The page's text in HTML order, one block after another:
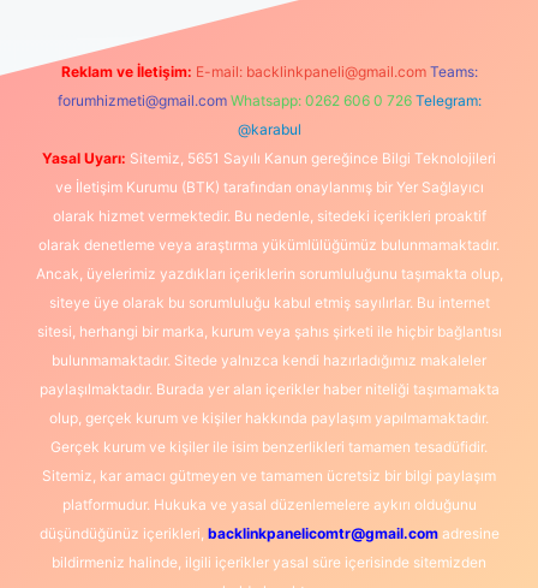
Reklam ve İletişim: E-mail: backlinkpaneli@gmail.com Teams:
forumhizmeti@gmail.com Whatsapp: 0262 606 0 726 Telegram:
@karabul
Yasal Uyarı: Sitemiz, 5651 Sayılı Kanun gereğince Bilgi Teknolojileri
ve İletişim Kurumu (BTK) tarafından onaylanmış bir Yer Sağlayıcı
olarak hizmet vermektedir. Bu nedenle, sitedeki içerikleri proaktif
olarak denetleme veya araştırma yükümlülüğümüz bulunmamaktadır.
Ancak, üyelerimiz yazdıkları içeriklerin sorumluluğunu taşımakta olup,
siteye üye olarak bu sorumluluğu kabul etmiş sayılırlar. Bu internet
sitesi, herhangi bir marka, kurum veya şahıs şirketi ile hiçbir bağlantısı
bulunmamaktadır. Sitede yalnızca kendi hazırladığımız makaleler
paylaşılmaktadır. Burada yer alan içerikler haber niteliği taşımamakta
olup, gerçek kurum ve kişiler hakkında paylaşım yapılmamaktadır.
Gerçek kurum ve kişiler ile isim benzerlikleri tamamen tesadüfidir.
Sitemiz, kar amacı gütmeyen ve tamamen ücretsiz bir bilgi paylaşım
platformudur. Hukuka ve yasal düzenlemelere aykırı olduğunu
düşündüğünüz içerikleri, backlinkpanelicomtr@gmail.comadresine
bildirmeniz halinde, ilgili içerikler yasal süre içerisinde sitemizden